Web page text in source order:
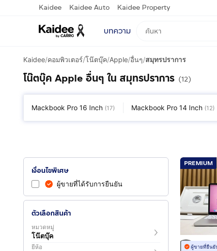
Kaidee Kaidee Auto Kaidee Property
บทความ
Kaidee/คอมพิวเตอร์/โน๊ตบุ๊ค/Apple/อื่นๆ/สมุทรปราการ
โน๊ตบุ๊ค Apple อื่นๆ ใน สมุทรปราการ (12)
Mackbook Pro 16 Inch (17) Mackbook Pro 14 Inch (12)
เงื่อนไขพิเศษ
ผู้ขายที่ได้รับการยืนยัน
ตัวเลือกสินค้า
หมวดหมู่
โน๊ตบุ๊ค
ยี่ห้อ
PREMIUM
ผู้ขายที่ยืนยั